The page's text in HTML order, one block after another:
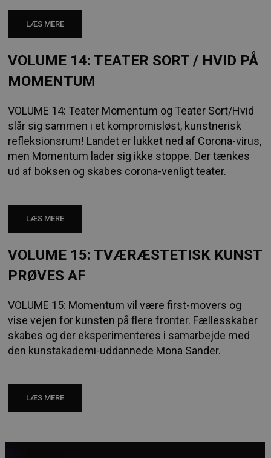
LÆS MERE
VOLUME 14: TEATER SORT / HVID PÅ
MOMENTUM
VOLUME 14: Teater Momentum og Teater Sort/Hvid
slår sig sammen i et kompromisløst, kunstnerisk
refleksionsrum! Landet er lukket ned af Corona-virus,
men Momentum lader sig ikke stoppe. Der tænkes
ud af boksen og skabes corona-venligt teater.
LÆS MERE
VOLUME 15: TVÆRÆSTETISK KUNST
PRØVES AF
VOLUME 15: Momentum vil være first-movers og
vise vejen for kunsten på flere fronter. Fællesskaber
skabes og der eksperimenteres i samarbejde med
den kunstakademi-uddannede Mona Sander.
LÆS MERE